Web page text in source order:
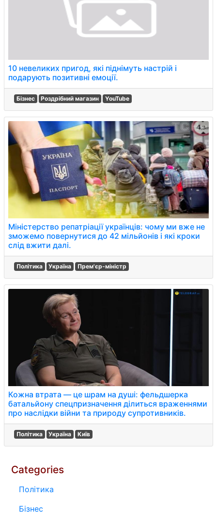
10 невеликих пригод, які піднімуть настрій і
подарують позитивні емоції.
Бізнес Роздрібний магазин YouTube
Міністерство репатріації українців: чому ми вже не
зможемо повернутися до 42 мільйонів і які кроки
слід вжити далі.
Політика Україна Прем'єр-міністр
Кожна втрата — це шрам на душі: фельдшерка
батальйону спецпризначення ділиться враженнями
про наслідки війни та природу супротивників.
Політика Україна Київ
Categories
Політика
Бізнес